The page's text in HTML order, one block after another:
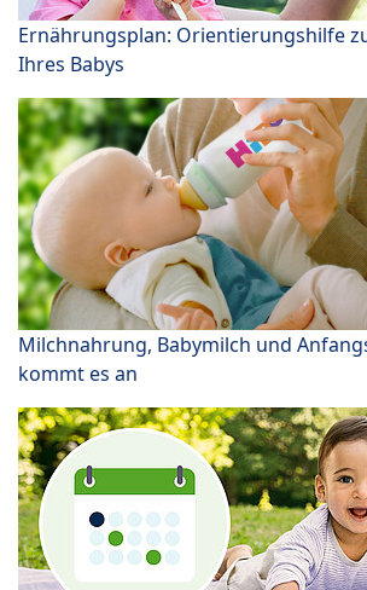
Ernährungsplan: Orientierungshilfe
Ihres Babys
Milchnahrung, Babymilch und
kommt es an